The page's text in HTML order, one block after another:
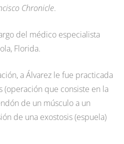
Chronicle.
del médico especialista
Florida.
a Álvarez le fue practicada
(operación que consiste en la
de un músculo a un
de una exostosis (espuela)